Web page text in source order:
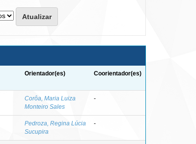
Orientador(es) Coorientador(es)
Corôa, Maria Luiza
Monteiro Sales
-
Pedroza, Regina Lúcia
Sucupira
-